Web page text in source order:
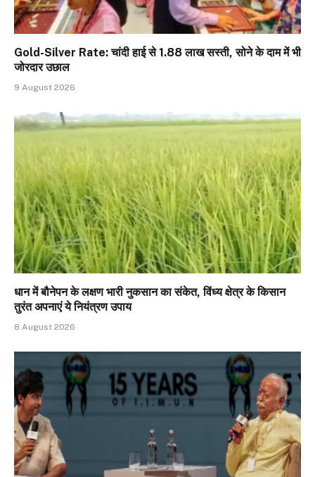
Gold-Silver Rate: चांदी हाई से ₹1.88 लाख सस्ती, सोने के दाम में भी
जोरदार उछाल
9 August 2026
धान में बौनेपन के लक्षण भारी नुकसान का संकेत, विंध्य क्षेत्र के किसान
तुरंत अपनाएं ये नियंत्रण उपाय
8 August 2026